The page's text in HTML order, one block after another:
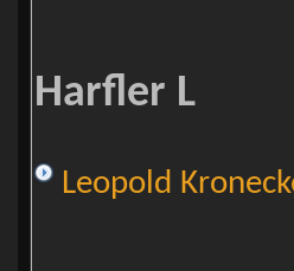
Harfler L
Leopold